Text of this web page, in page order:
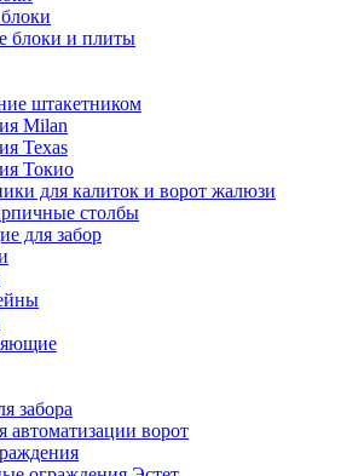
блоки и плиты
штакетником
Milan
Texas
Токио
для калиток и ворот жалюзи
столбы
для забор
забора
автоматизации ворот